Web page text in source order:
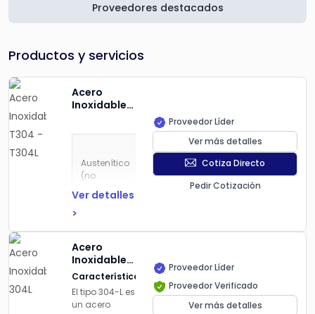
Proveedores destacados
Productos y servicios
Acero
Inoxidable
T304L
Austenítico
(no
magnético)
posee
corrosivos y
oxidantes a
temperaturas
del rango de
450 ºC
Ver detalles
>
Proveedor Líder
Ver más detalles
Cotiza Directo
Pedir Cotización
Acero
Inoxidable
304L
Características
El tipo 304-L es
un acero
Proveedor Líder
Proveedor Verificado
Ver más detalles